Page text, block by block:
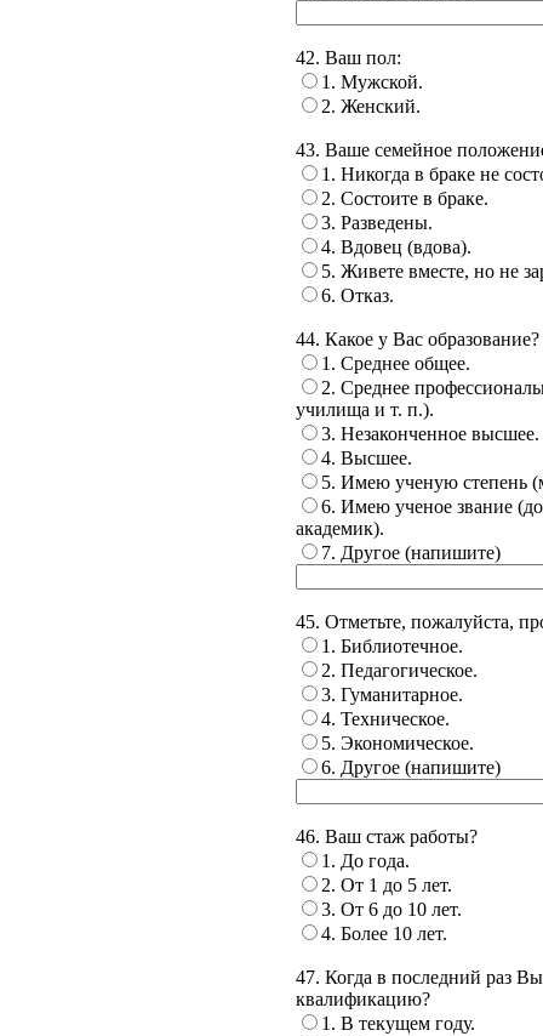
42. Ваш пол:
1. Мужской.
2. Женский.
43. Ваше семейное
1. Никогда в браке не
2. Состоите в браке.
3. Разведены.
4. Вдовец (вдова).
5. Живете вместе, но не
6. Отказ.
44. Какое у Вас образование?
1. Среднее общее.
2. Среднее
училища и т. п.).
3. Незаконченное высшее.
4. Высшее.
5. Имею ученую степень
6. Имею ученое звание
академик).
7. Другое (напишите)
45. Отметьте, пожалуйста,
1. Библиотечное.
2. Педагогическое.
3. Гуманитарное.
4. Техническое.
5. Экономическое.
6. Другое (напишите)
46. Ваш стаж работы?
1. До года.
2. От 1 до 5 лет.
3. От 6 до 10 лет.
4. Более 10 лет.
47. Когда в последний раз
квалификацию?
1. В текущем году.